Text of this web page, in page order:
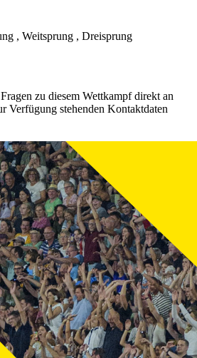
, Weitsprung , Dreisprung
zu diesem Wettkampf direkt an
Verfügung stehenden Kontaktdaten